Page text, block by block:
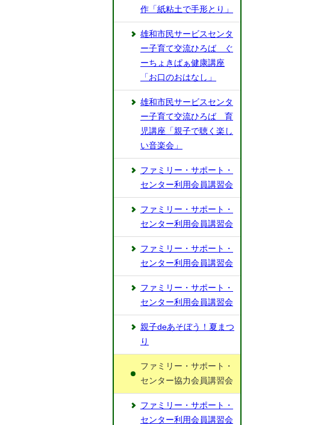
作「紙粘土で手形とり」
雄和市民サービスセンタ
ー子育て交流ひろば ぐ
ーちょきぱぁ健康講座
「お口のおはなし」
雄和市民サービスセンタ
ー子育て交流ひろば 育
児講座「親子で聴く楽し
い音楽会」
ファミリー・サポート・
センター利用会員講習会
ファミリー・サポート・
センター利用会員講習会
ファミリー・サポート・
センター利用会員講習会
ファミリー・サポート・
センター利用会員講習会
親子deあそぼう！夏まつ
り
ファミリー・サポート・
センター協力会員講習会
ファミリー・サポート・
センター利用会員講習会